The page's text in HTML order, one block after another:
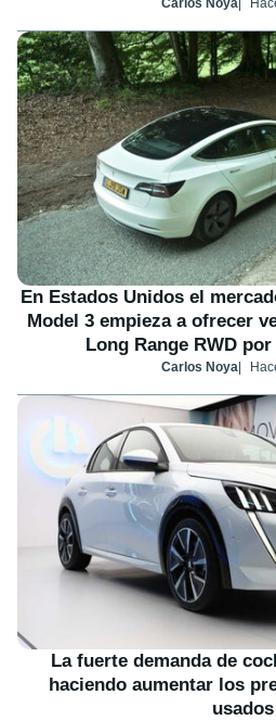
Carlos Noya
En Estados Unidos el
Model 3 empieza a ofrecer
Long Range RWD
Carlos Noya
La fuerte demanda de
haciendo aumentar los
usados